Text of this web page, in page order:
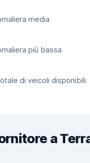
media
più bassa
di veicoli disponibili
a